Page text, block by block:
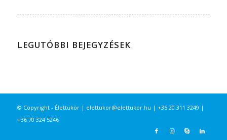
LEGUTÓBBI BEJEGYZÉSEK
© Copyright - Élettükör | elettukor@elettukor.hu | +36 20 311 3249 |
+36 70 324 5246